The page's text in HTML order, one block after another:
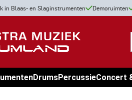
in Blaas- en Slaginstrumenten Demoruimten
DrumsPercussieConcert